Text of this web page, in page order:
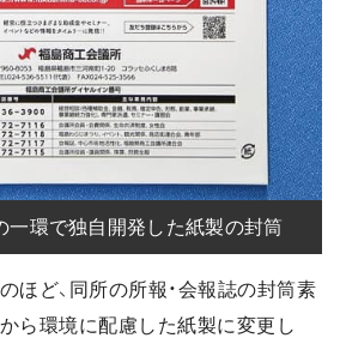
一環で独自開発した紙製の封筒
ほど、同所の所報・会報誌の封筒素
ら環境に配慮した紙製に変更し